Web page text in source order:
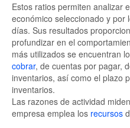
Estos ratios permiten analizar
económico seleccionado y por
días. Sus resultados
profundizar en el
más utilizados se encuentran
cobrar, de cuentas por pagar,
inventarios, así como el plazo
inventarios.
Las razones de actividad
empresa emplea los recursos